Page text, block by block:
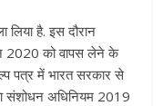
है. इस दौरान
2020 को वापस लेने के
पत्र में भारत सरकार से
संशोधन अधिनियम 2019